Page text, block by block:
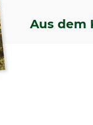
Aus dem